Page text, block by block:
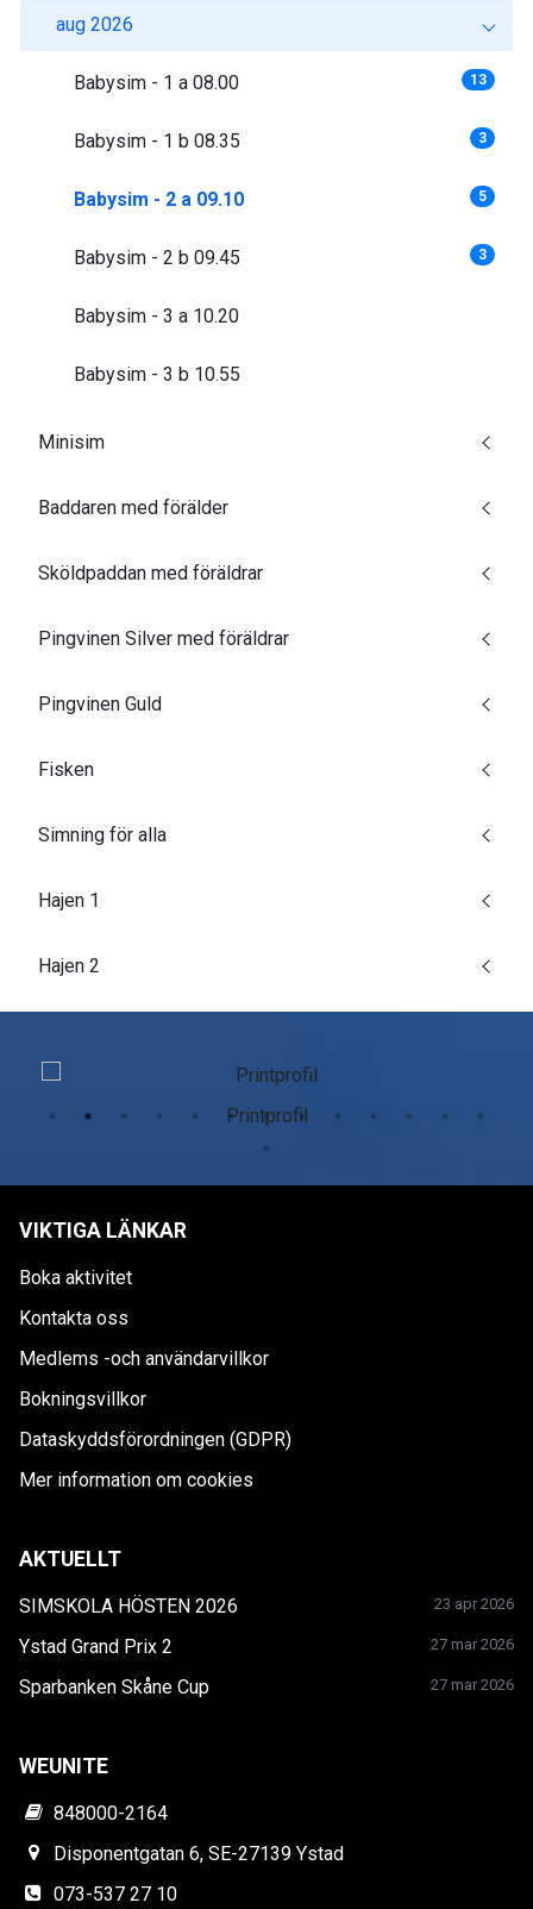
aug 2026
Babysim - 1 a 08.00 13
Babysim - 1 b 08.35 3
Babysim - 2 a 09.10 5
Babysim - 2 b 09.45 3
Babysim - 3 a 10.20
Babysim - 3 b 10.55
Minisim
Baddaren med förälder
Sköldpaddan med föräldrar
Pingvinen Silver med föräldrar
Pingvinen Guld
Fisken
Simning för alla
Hajen 1
Hajen 2
Printprofil
VIKTIGA LÄNKAR
Boka aktivitet
Kontakta oss
Medlems -och användarvillkor
Bokningsvillkor
Dataskyddsförordningen (GDPR)
Mer information om cookies
AKTUELLT
SIMSKOLA HÖSTEN 2026 23 apr 2026
Ystad Grand Prix 2 27 mar 2026
Sparbanken Skåne Cup 27 mar 2026
WEUNITE
848000-2164
Disponentgatan 6, SE-27139 Ystad
073-537 27 10